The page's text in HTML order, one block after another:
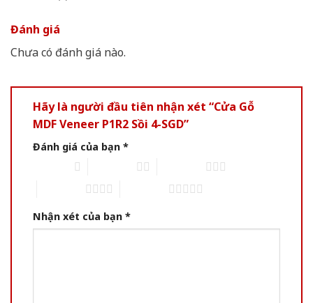
Đánh giá
Chưa có đánh giá nào.
Hãy là người đầu tiên nhận xét “Cửa Gỗ
MDF Veneer P1R2 Sồi 4-SGD”
Đánh giá của bạn *
Nhận xét của bạn *